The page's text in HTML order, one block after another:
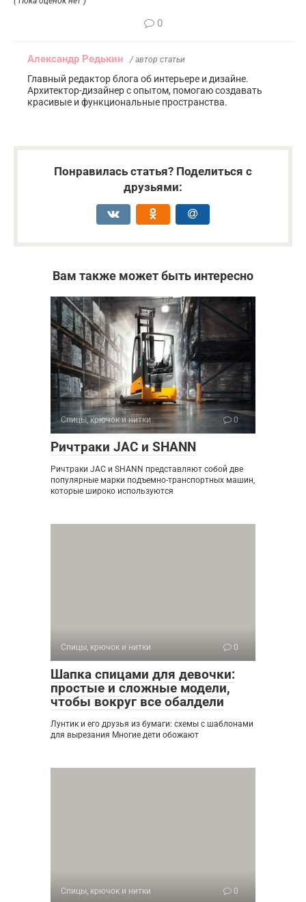
0
Александр Редькин / автор статьи
Главный редактор блога об интерьере и дизайне.
Архитектор-дизайнер с опытом, помогаю создавать
красивые и функциональные пространства.
Понравилась статья? Поделиться с
друзьями:
Вам также может быть интересно
Спицы, крючок и нитки 0
Ричтраки JAC и SHANN
Ричтраки JAC и SHANN представляют собой две
популярные марки подъемно-транспортных машин,
которые широко используются
Спицы, крючок и нитки 0
Шапка спицами для девочки:
простые и сложные модели,
чтобы вокруг все обалдели
Лунтик и его друзья из бумаги: схемы с шаблонами
для вырезания Многие дети обожают
Спицы, крючок и нитки 0